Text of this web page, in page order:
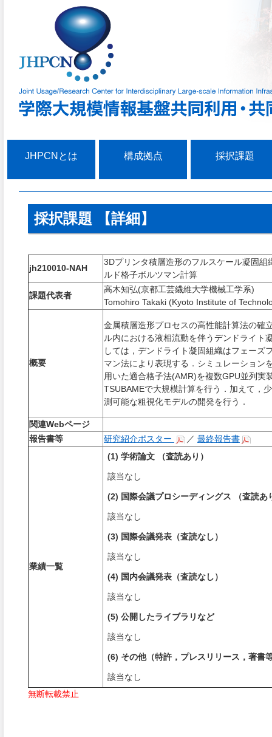
JHPCNとは 構成拠点 採択課題
採択課題 【詳細】
jh210010-NAH
3Dプリンタ積層造形のフルスケール凝固
ルド格子ボルツマン計算
課題代表者
高木知弘(京都工芸繊維大学機械工学系)
Tomohiro Takaki (Kyoto Institute of
概要
金属積層造形プロセスの高性能計算法の確
ル内における液相流動を伴うデンドライト
しては，デンドライト凝固組織はフェーズ
マン法により表現する．シミュレーション
用いた適合格子法(AMR)を複数GPU並列実
TSUBAMEで大規模計算を行う．加えて，
測可能な粗視化モデルの開発を行う．
関連Webページ
報告書等
研究紹介ポスター ／ 最終報告書
業績一覧
(1) 学術論文 （査読あり）
該当なし
(2) 国際会議プロシーディングス （査読あ
該当なし
(3) 国際会議発表（査読なし）
該当なし
(4) 国内会議発表（査読なし）
該当なし
(5) 公開したライブラリなど
該当なし
(6) その他（特許，プレスリリース，著書
該当なし
無断転載禁止